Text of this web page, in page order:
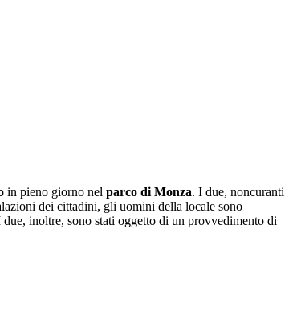
in pieno giorno nel parco di Monza. I due, noncuranti
dei cittadini, gli uomini della locale sono
inoltre, sono stati oggetto di un provvedimento di